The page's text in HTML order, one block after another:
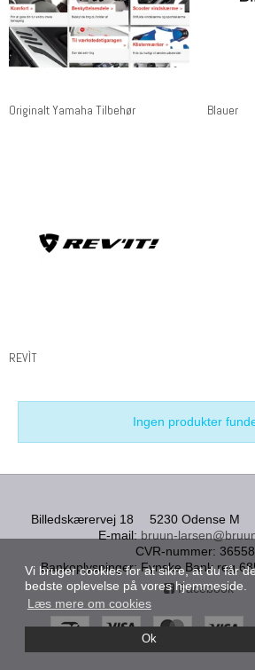
Vi bruger cookies for at sikre, at du får
bedste oplevelse på vores hjemmeside.
Læs mere om cookies
Ok
Originalt Yamaha Tilbehør Blauer
REVÌT
Ingen produkter
Billedskærervej 18 5230 Odense M
E-mail: bruun-
CVR-nummer:
Bankoplysninger:Fynske Bank
Facebook